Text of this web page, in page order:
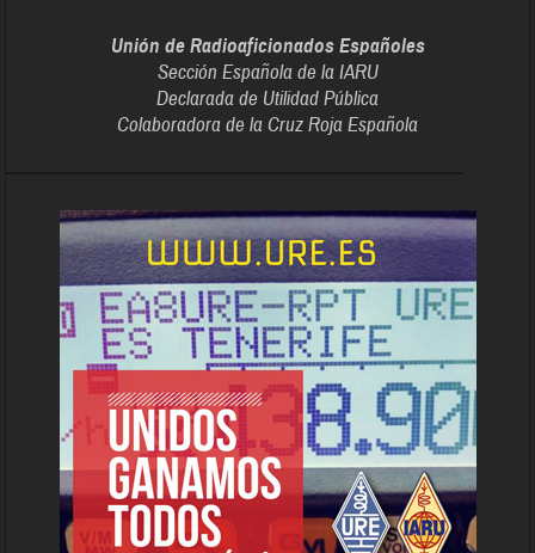
Unión de Radioaficionados Españoles
Sección Española de la IARU
Declarada de Utilidad Pública
Colaboradora de la Cruz Roja Española